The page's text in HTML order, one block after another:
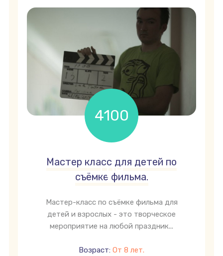
4100
грн
Мастер класс для детей по
съёмке фильма.
Мастер-класс по съёмке фильма для
детей и взрослых - это творческое
мероприятие на любой праздник...
Возраст: От 8 лет.